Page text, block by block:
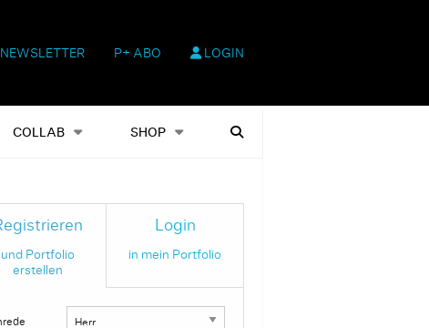
NEWSLETTER P+ ABO LOGIN
COLLAB SHOP
Shop Heftausgaben Suchen
und Portfolio
erstellen
Login
in mein Portfolio